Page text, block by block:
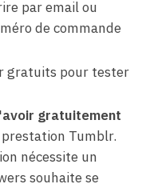
par email ou
de commande
gratuits pour tester
gratuitement
Tumblr.
nécessite un
souhaite se